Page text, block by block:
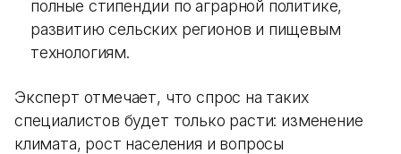
полные стипендии по аграрной политике,
развитию сельских регионов и пищевым
технологиям.
Эксперт отмечает, что спрос на таких
специалистов будет только расти: изменение
климата, рост населения и вопросы